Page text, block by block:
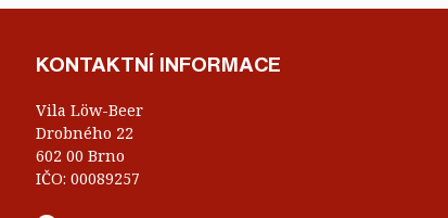
KONTAKTNÍ INFORMACE
Vila Löw-Beer
Drobného 22
602 00 Brno
IČO: 00089257